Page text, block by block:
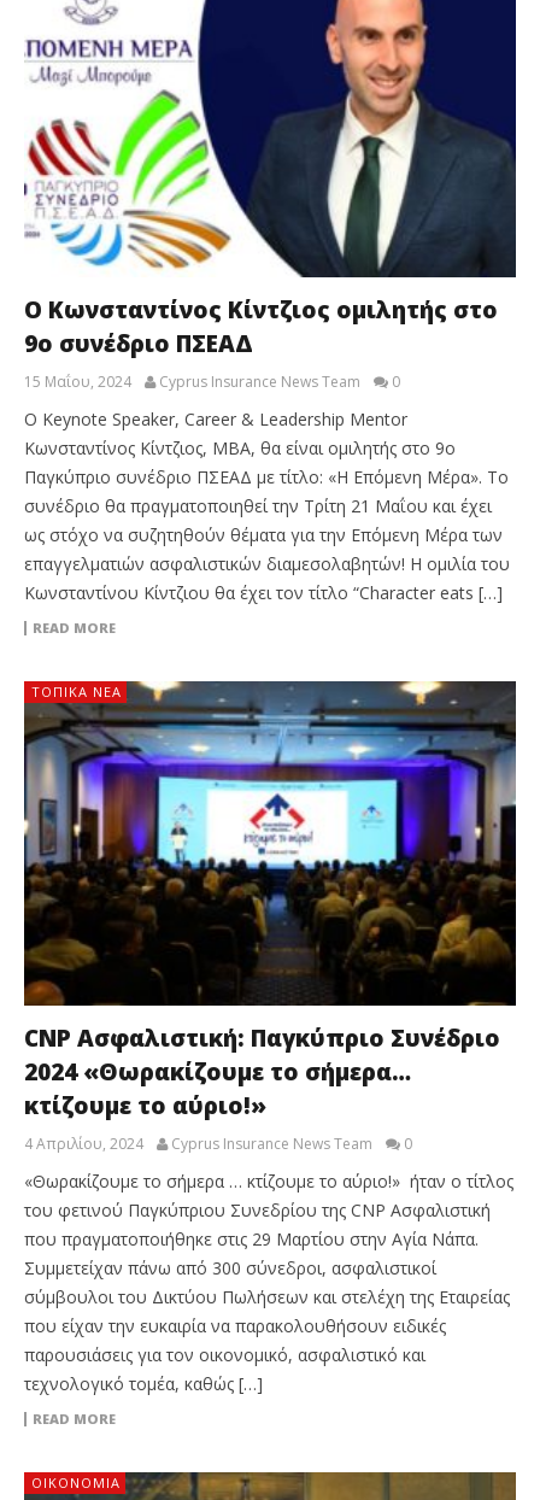
Ο Κωνσταντίνος Κίντζιος ομιλητής στο
9ο συνέδριο ΠΣΕΑΔ
15 Μαΐου, 2024 Cyprus Insurance News Team 0
O Keynote Speaker, Career & Leadership Mentor
Κωνσταντίνος Κίντζιος, MBA, θα είναι ομιλητής στο 9ο
Παγκύπριο συνέδριο ΠΣΕΑΔ με τίτλο: «Η Επόμενη Μέρα». Το
συνέδριο θα πραγματοποιηθεί την Τρίτη 21 Μαΐου και έχει
ως στόχο να συζητηθούν θέματα για την Επόμενη Μέρα των
επαγγελματιών ασφαλιστικών διαμεσολαβητών! Η ομιλία του
Κωνσταντίνου Κίντζιου θα έχει τον τίτλο “Character eats […]
READ MORE
ΤΟΠΙΚΑ ΝΕΑ
CNP Ασφαλιστική: Παγκύπριο Συνέδριο
2024 «Θωρακίζουμε το σήμερα…
κτίζουμε το αύριο!»
4 Απριλίου, 2024 Cyprus Insurance News Team 0
«Θωρακίζουμε το σήμερα … κτίζουμε το αύριο!» ήταν ο τίτλος
του φετινού Παγκύπριου Συνεδρίου της CNP Ασφαλιστική
που πραγματοποιήθηκε στις 29 Μαρτίου στην Αγία Νάπα.
Συμμετείχαν πάνω από 300 σύνεδροι, ασφαλιστικοί
σύμβουλοι του Δικτύου Πωλήσεων και στελέχη της Εταιρείας
που είχαν την ευκαιρία να παρακολουθήσουν ειδικές
παρουσιάσεις για τον οικονομικό, ασφαλιστικό και
τεχνολογικό τομέα, καθώς […]
READ MORE
ΟΙΚΟΝΟΜΙΑ